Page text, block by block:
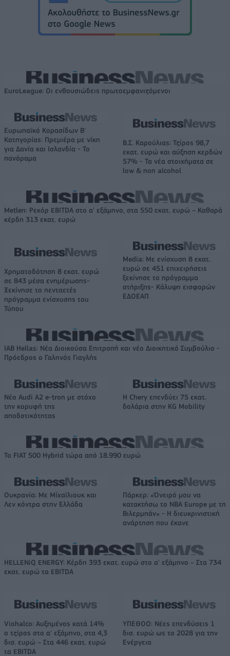
EuroLeague: Οι ενθουσιώδεις πρωτοεμφανιζόμενοι
Ευρωπαϊκό Κορασίδων Β'
Κατηγορίας: Πρεμιέρα με νίκη
για Δανία και Ισλανδία - Το
πανόραμα
Β.Σ. Καρούλιας: Τζίρος 98,7
εκατ. ευρώ και αύξηση κερδών
57% - Τα νέα στοιχήματα σε
low & non alcohol
Metlen: Ρεκόρ EBITDA στο α' εξάμηνο, στα 550 εκατ. ευρώ – Καθαρά
κέρδη 313 εκατ. ευρώ
Χρηματοδότηση 8 εκατ. ευρώ
σε 843 μέσα ενημέρωσης-
Ξεκίνησε το πενταετές
πρόγραμμα ενίσχυσης του
Τύπου
Media: Με ενίσχυση 8 εκατ.
ευρώ σε 451 επιχειρήσεις
ξεκίνησε το πρόγραμμα
στήριξης- Κάλυψη εισφορών
ΕΔΟΕΑΠ
IAB Hellas: Νέα Διοικούσα Επιτροπή και νέο Διοικητικό Συμβούλιο -
Πρόεδρος ο Γαληνός Γιαγλής
Νέο Audi A2 e-tron με στόχο
την κορυφή της
αποδοτικότητας
Η Chery επενδύει 75 εκατ.
δολάρια στην KG Mobility
Το FIAT 500 Hybrid τώρα από 18.990 ευρώ
Ουκρανία: Με Μίχαϊλιουκ και
Λεν κόντρα στην Ελλάδα
Πάρκερ: «Όνειρό μου να
κατακτήσω το ΝΒΑ Europe με τη
Βιλερμπάν» - Η διευκρινιστική
ανάρτηση που έκανε
HELLENiQ ENERGY: Κέρδη 393 εκατ. ευρώ στο α' εξάμηνο – Στα 734
εκατ. ευρώ τα EBITDA
Viohalco: Αυξημένος κατά 14%
ο τζίρος στο α' εξάμηνο, στα 4,3
δισ. ευρώ – Στα 446 εκατ. ευρώ
τα EBITDA
ΥΠΕΘΟΟ: Νέες επενδύσεις 1
δισ. ευρώ ως το 2028 για την
Ενέργεια